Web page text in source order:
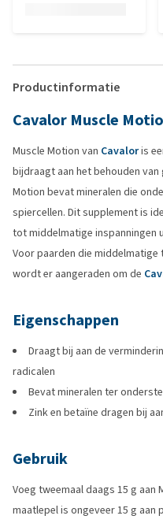
Productinformatie
Cavalor Muscle
Muscle Motion van Cavaloris
bijdraagt aan het behouden
Motion bevat mineralen die
spiercellen. Dit supplement is
tot middelmatige inspanningen
Voor paarden die
wordt er aangeraden om de
Eigenschappen
Draagt bij aan de
radicalen
Bevat mineralen ter
Zink en betaïne dragen bij
Gebruik
Voeg tweemaal daags 15 g aan
maatlepel is ongeveer 15 g aan